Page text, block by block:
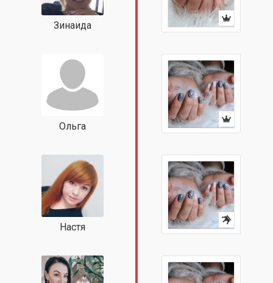
Зинаида
Ольга
Настя